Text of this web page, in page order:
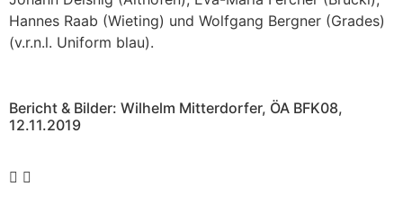
Hannes Raab (Wieting) und Wolfgang Bergner (Grades)
(v.r.n.l. Uniform blau).
Bericht & Bilder: Wilhelm Mitterdorfer, ÖA BFK08,
12.11.2019